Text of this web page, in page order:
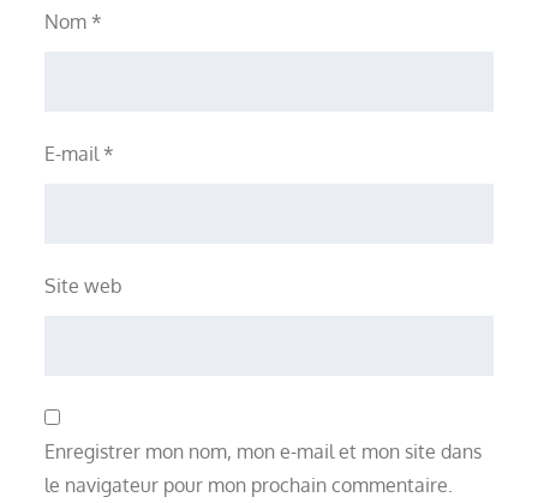
Nom *
E-mail *
Site web
Enregistrer mon nom, mon e-mail et mon site dans
le navigateur pour mon prochain commentaire.